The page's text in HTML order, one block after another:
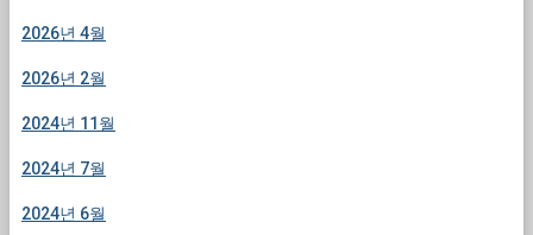
2026년 4월
2026년 2월
2024년 11월
2024년 7월
2024년 6월